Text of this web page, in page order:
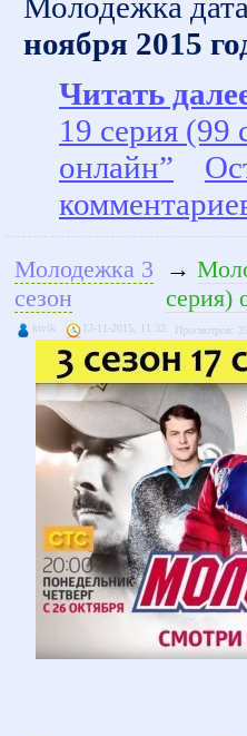
Молодежка
ноября 2015
Читать
19 серия (99
онлайн”
Молодежка 3
сезон
→
серия)
kivik 13-11-2015, 11:32 Просмотров: